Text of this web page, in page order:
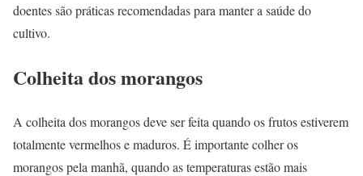
doentes são práticas recomendadas para manter a saúde do
cultivo.
Colheita dos morangos
A colheita dos morangos deve ser feita quando os frutos estiverem
totalmente vermelhos e maduros. É importante colher os
morangos pela manhã, quando as temperaturas estão mais